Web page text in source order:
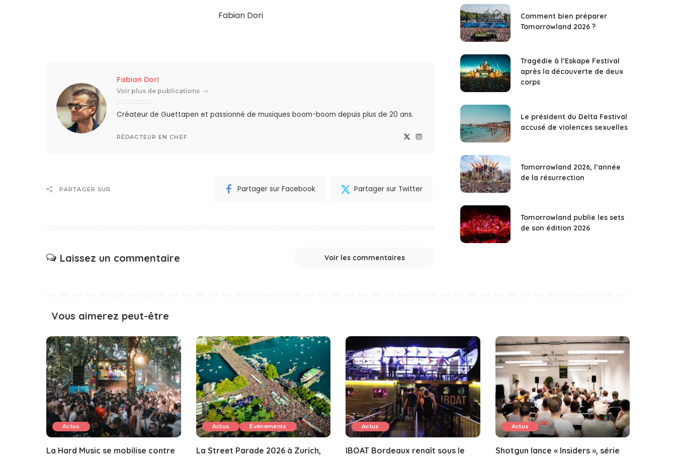
Fabian Dori
Fabian Dori
Voir plus de publications
Créateur de Guettapen et passionné de musiques boom-boom depuis plus de 20 ans.
RÉDACTEUR EN CHEF
PARTAGER SUR Partager sur Facebook Partager sur Twitter
Laissez un commentaire Voir les commentaires
Comment bien préparer
Tomorrowland 2026 ?
Tragédie à l’Eskape Festival
après la découverte de deux
corps
Le président du Delta Festival
accusé de violences sexuelles
Tomorrowland 2026, l’année
de la résurrection
Tomorrowland publie les sets
de son édition 2026
Vous aimerez peut-être
Actus
La Hard Music se mobilise contre
Actus Événements
La Street Parade 2026 à Zurich,
Actus
IBOAT Bordeaux renaît sous le
Actus
Shotgun lance « Insiders », série